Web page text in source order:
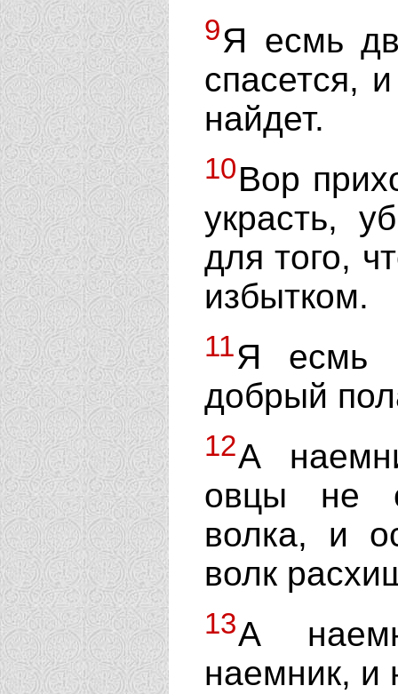
9Я есмь
спасется,
найдет.
10Вор
украсть,
для того,
избытком.
11Я есмь
добрый
12А
овцы не
волка, и
волк
13А
наемник, и